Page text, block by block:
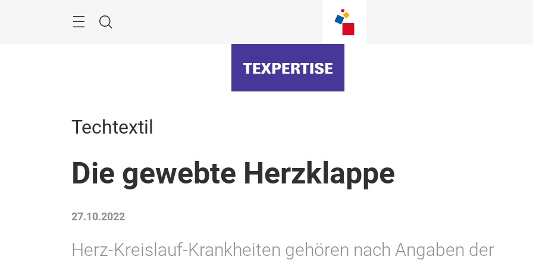
Suche
Techtextil
Die gewebte Herzklappe
27.10.2022
Herz-Kreislauf-Krankheiten gehören nach Angaben der